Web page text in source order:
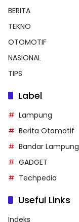
BERITA
TEKNO
OTOMOTIF
NASIONAL
TIPS
Label
Lampung
Berita Otomotif
Bandar Lampung
GADGET
Techpedia
Useful Links
Indeks